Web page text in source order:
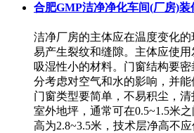
合肥GMP洁净净化车间(厂房)
洁净厂房的主体应在温度变化
易产生裂纹和缝隙。主体应使用
吸湿性小的材料。门窗结构要
分考虑对空气和水的影响，并能
门窗类型要简单，不易积尘，
室外地坪，通常可在0.5~1.5米
高为2.8~3.5米，技术层净高不